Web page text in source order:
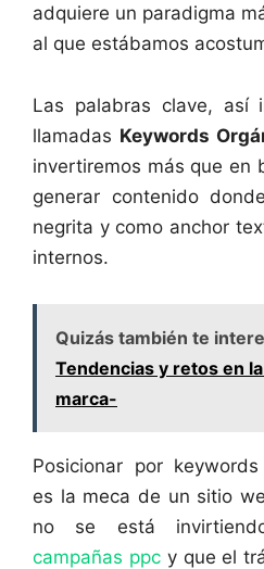
adquiere un paradigma
al que estábamos
Las palabras clave, así
llamadas Keywords
invertiremos más que en
generar contenido
negrita y como anchor
internos.
Quizás también te
Tendencias y retos en
marca-
Posicionar por
es la meca de un sitio
no se está
campañas ppcy que el